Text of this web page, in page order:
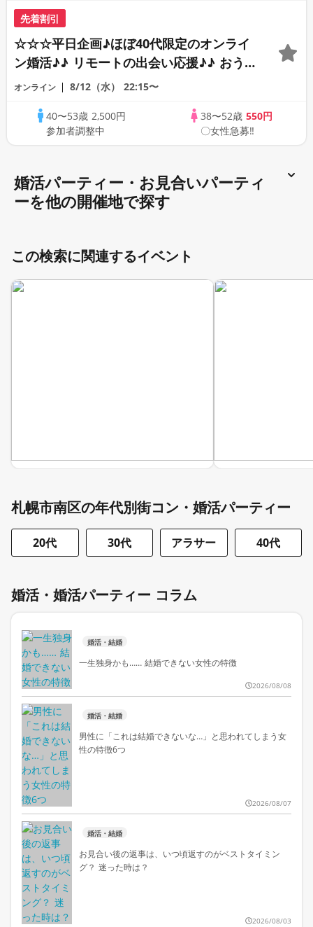
先着割引
☆☆☆平日企画♪ほぼ40代限定のオンライ
ン婚活♪♪ リモートの出会い応援♪♪ おう
ちで乾杯しませんか♪♪ ☆全国の方が対象
PARTY!!
オンライン 8/12（水） 22:15〜
40〜53歳 2,500円
参加者調整中
38〜52歳 550円
〇女性急募‼
婚活パーティー・お見合いパーティ
ーを他の開催地で探す
この検索に関連するイベント
札幌市南区の年代別街コン・婚活パーティー
20代 30代 アラサー 40代
婚活・婚活パーティー コラム
婚活・結婚
一生独身かも…… 結婚できない女性の特徴
2026/08/08
婚活・結婚
男性に「これは結婚できないな…」と思われてしまう女
性の特徴6つ
2026/08/07
婚活・結婚
お見合い後の返事は、いつ頃返すのがベストタイミン
グ？ 迷った時は？
2026/08/03